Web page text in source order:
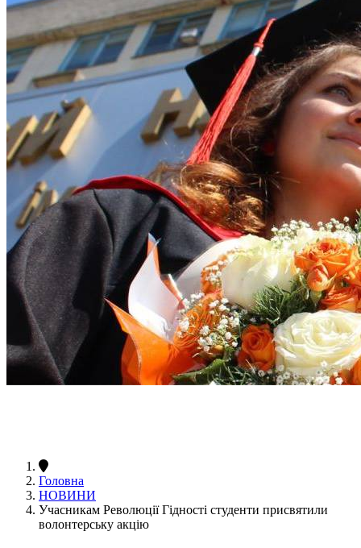
Головна
НОВИНИ
Учасникам Революції Гідності студенти присвятили
волонтерську акцію